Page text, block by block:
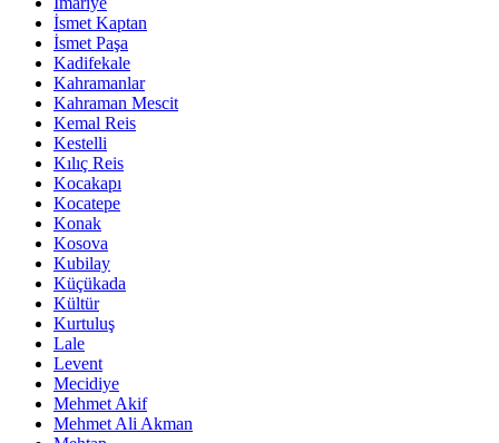
İsmet Kaptan
İsmet Paşa
Kadifekale
Kahramanlar
Kahraman Mescit
Kemal Reis
Kestelli
Kılıç Reis
Kocakapı
Kocatepe
Konak
Kosova
Kubilay
Küçükada
Kültür
Kurtuluş
Lale
Levent
Mecidiye
Mehmet Akif
Mehmet Ali Akman